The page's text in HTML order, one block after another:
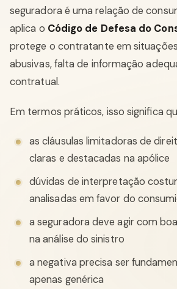
seguradora é uma relação de
aplica o Código de Defesa do
protege o contratante em
abusivas, falta de informação
contratual.
Em termos práticos, isso significa
as cláusulas limitadoras de
claras e destacadas na apólice
dúvidas de interpretação
analisadas em favor do
a seguradora deve agir com
na análise do sinistro
a negativa precisa ser
apenas genérica